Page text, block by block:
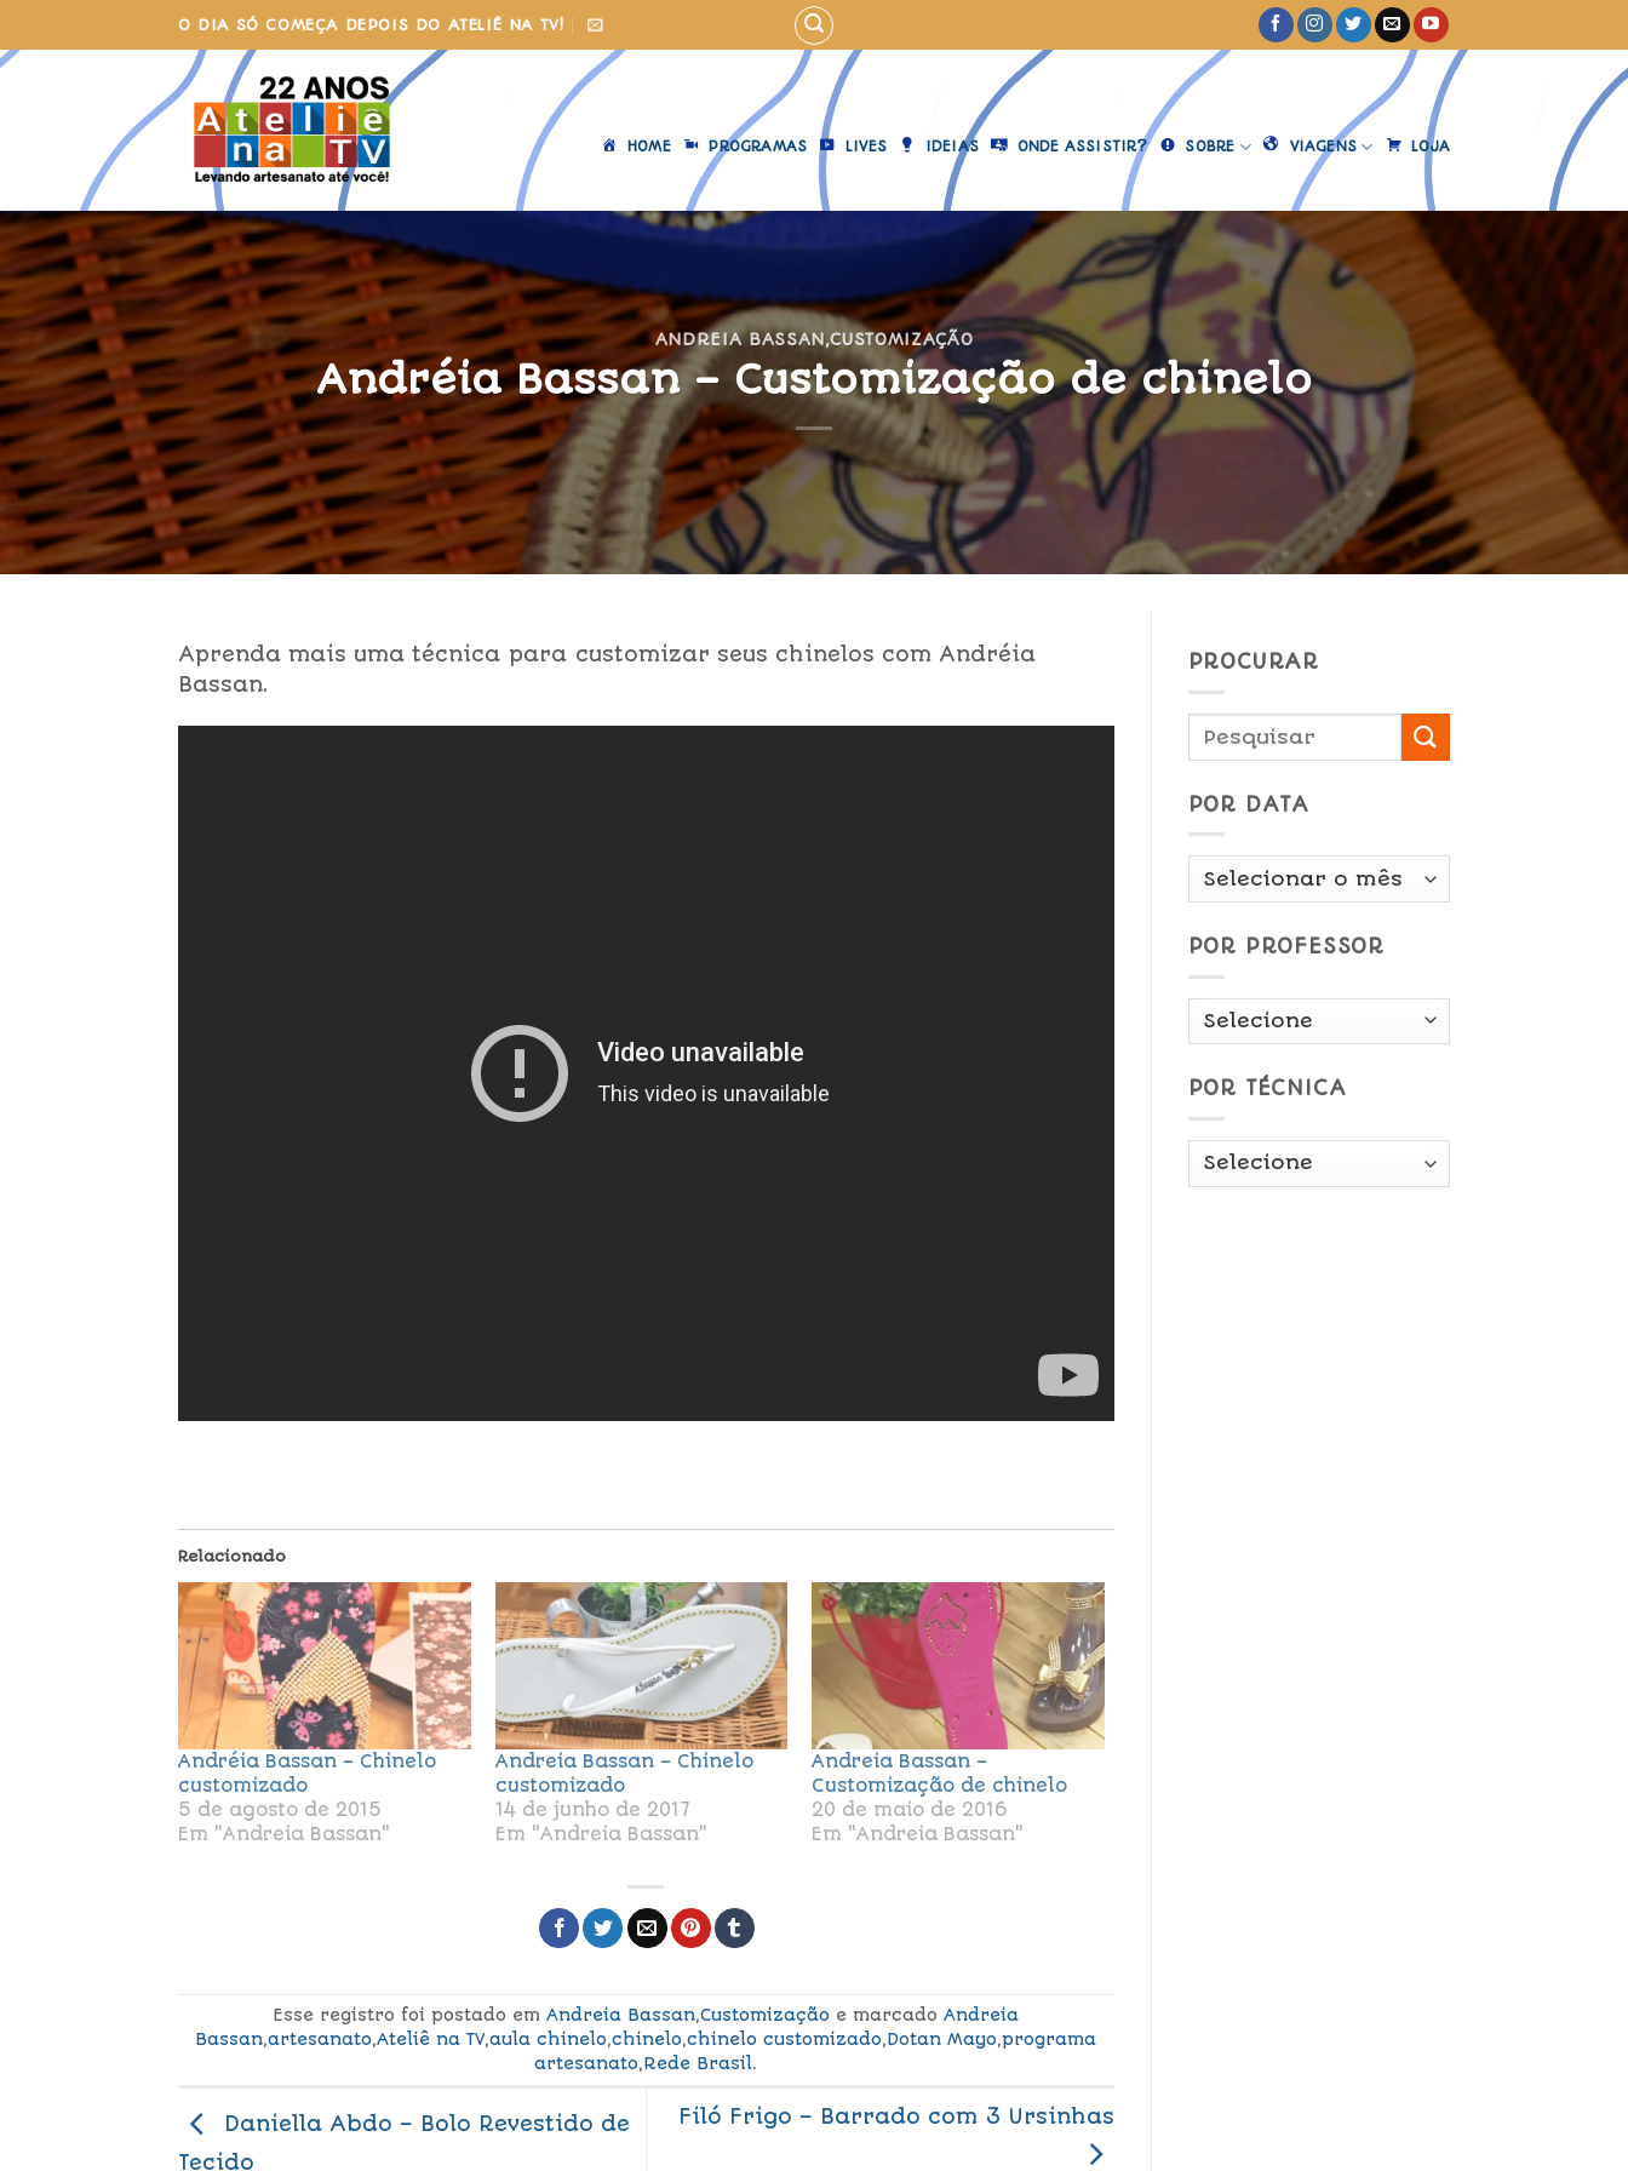
to
content
O DIA SÓ COMEÇA DEPOIS DO ATELIÊ NA TV!
HOME PROGRAMAS LIVES IDEIAS ONDE ASSISTIR? SOBRE VIAGENS LOJA
ANDREIA BASSAN,CUSTOMIZAÇÃO
Andréia Bassan – Customização de chinelo
Aprenda mais uma técnica para customizar seus chinelos com Andréia
Bassan.
Relacionado
Andréia Bassan – Chinelo
customizado
5 de agosto de 2015
Em "Andreia Bassan"
Andreia Bassan – Chinelo
customizado
14 de junho de 2017
Em "Andreia Bassan"
Andreia Bassan –
Customização de chinelo
20 de maio de 2016
Em "Andreia Bassan"
Esse registro foi postado emAndreia Bassan,Customização e marcadoAndreia
Bassan,artesanato,Ateliê na TV,aula chinelo,chinelo,chinelo customizado,Dotan Mayo,programa
artesanato,Rede Brasil.
Daniella Abdo – Bolo Revestido de
Tecido
Filó Frigo – Barrado com 3 Ursinhas
PROCURAR
POR DATA
Por
POR PROFESSOR
POR TÉCNICA